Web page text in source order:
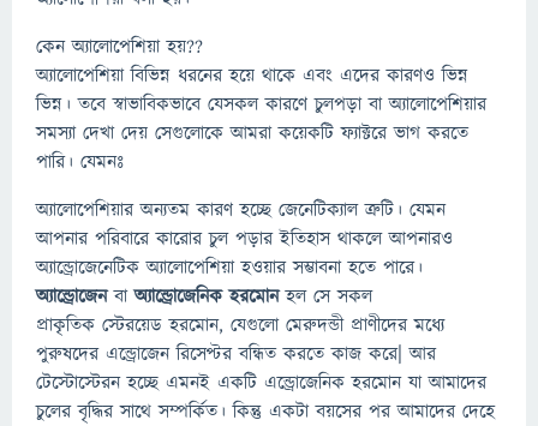
কেন অ্যালোপেশিয়া হয়??
অ্যালোপেশিয়া বিভিন্ন ধরনের হয়ে থাকে এবং এদের কারণও ভিন্ন
ভিন্ন। তবে স্বাভাবিকভাবে যেসকল কারণে চুলপড়া বা অ্যালোপেশিয়ার
সমস্যা দেখা দেয় সেগুলোকে আমরা কয়েকটি ফ্যাক্টরে ভাগ করতে
পারি। যেমনঃ
অ্যালোপেশিয়ার অন্যতম কারণ হচ্ছে জেনেটিক্যাল ত্রুটি। যেমন
আপনার পরিবারে কারোর চুল পড়ার ইতিহাস থাকলে আপনারও
অ্যান্ড্রোজেনেটিক অ্যালোপেশিয়া হওয়ার সম্ভাবনা হতে পারে।
অ্যান্ড্রোজেনবাঅ্যান্ড্রোজেনিক হরমোনহল সে সকল
প্রাকৃতিক স্টেরয়েড হরমোন, যেগুলো মেরুদন্ডী প্রাণীদের মধ্যে
পুরুষদের এন্ড্রোজেন রিসেপ্টর বন্ধিত করতে কাজ করে| আর
টেস্টোস্টেরন হচ্ছে এমনই একটি এন্ড্রোজেনিক হরমোন যা আমাদের
চুলের বৃদ্ধির সাথে সম্পর্কিত। কিন্তু একটা বয়সের পর আমাদের দেহে